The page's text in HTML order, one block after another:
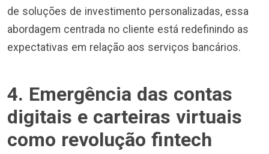
de soluções de investimento personalizadas, essa
abordagem centrada no cliente está redefinindo as
expectativas em relação aos serviços bancários.
4. Emergência das contas
digitais e carteiras virtuais
como revolução fintech